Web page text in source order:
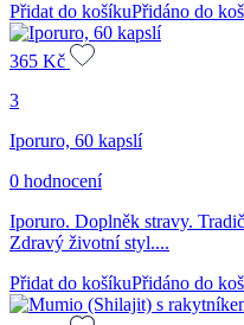
Přidat do košíkuPřidáno do
365 Kč
3
Iporuro, 60 kapslí
0 hodnocení
Iporuro. Doplněk stravy.
Zdravý životní styl....
Přidat do košíkuPřidáno do